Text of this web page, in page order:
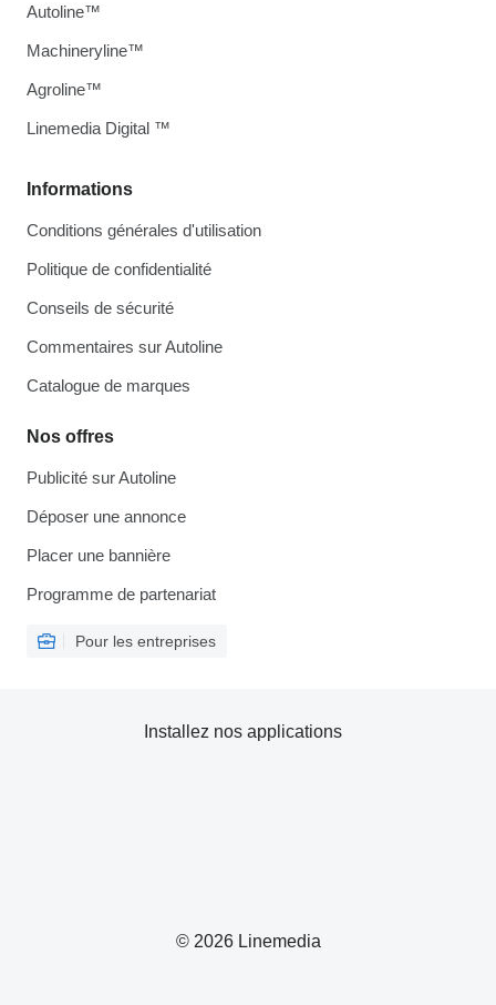
Informations
Conditions générales d'utilisation
Politique de confidentialité
Conseils de sécurité
Commentaires sur Autoline
Catalogue de marques
Nos offres
Publicité sur Autoline
Déposer une annonce
Placer une bannière
Programme de partenariat
Pour les entreprises
Autoline™
Machineryline™
Agroline™
Linemedia Digital ™
© 2026 Linemedia
Installez nos applications